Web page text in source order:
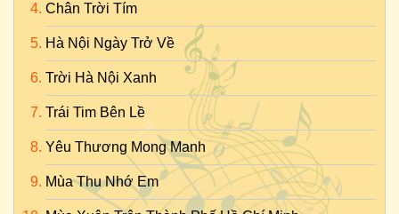
Chân Trời Tím
Hà Nội Ngày Trở Về
Trời Hà Nội Xanh
Trái Tim Bên Lề
Yêu Thương Mong Manh
Mùa Thu Nhớ Em